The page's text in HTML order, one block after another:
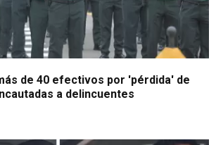
de 40 efectivos por 'pérdida' de
a delincuentes